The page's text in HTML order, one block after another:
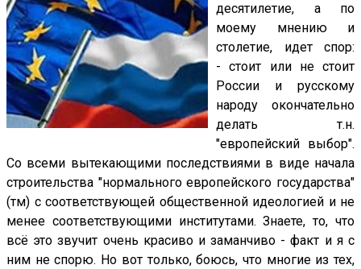
десятилетие, а по
моему мнению и
столетие, идет спор:
- стоит или не стоит
России и русскому
народу окончательно
делать т.н.
"европейский выбор".
Со всеми вытекающими последствиями в виде начала
строительства "нормального европейского государства"
(тм) с соответствующей общественной идеологией и не
менее соответствующими институтами. Знаете, то, что
всё это звучит очень красиво и заманчиво - факт и я с
ним не спорю. Но вот только, боюсь, что многие из тех,